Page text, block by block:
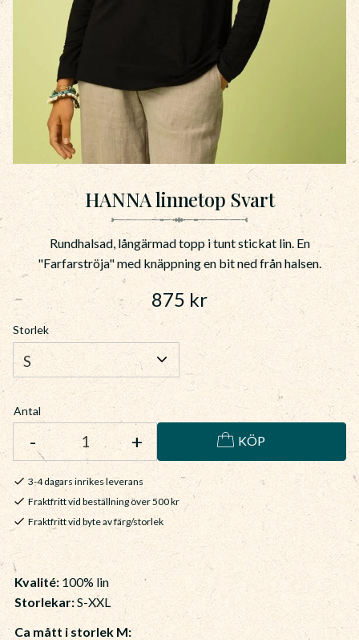
HANNA linnetop Svart
Rundhalsad, långärmad topp i tunt stickat lin. En
"Farfarströja" med knäppning en bit ned från halsen.
875 kr
Storlek
Antal
+
- KÖP
3-4 dagars inrikes leverans
Fraktfritt vid beställning över 500 kr
Fraktfritt vid byte av färg/storlek
Kvalité: 100% lin
Storlekar:S-XXL
Ca mått i storlek M: